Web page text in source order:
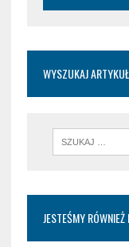
WYSZUKAJ ARTYKUŁ
JESTEŚMY